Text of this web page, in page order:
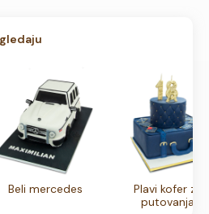
Beli mercedes
Plavi kofer za
putovanja